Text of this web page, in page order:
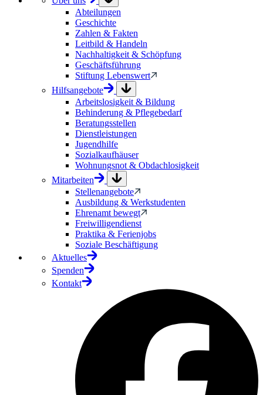
Abteilungen
Geschichte
Zahlen & Fakten
Leitbild & Handeln
Nachhaltigkeit & Schöpfung
Geschäftsführung
Stiftung Lebenswert
Hilfsangebote
Arbeitslosigkeit & Bildung
Behinderung & Pflegebedarf
Beratungsstellen
Dienstleistungen
Jugendhilfe
Sozialkaufhäuser
Wohnungsnot & Obdachlosigkeit
Mitarbeiten
Stellenangebote
Ausbildung & Werkstudenten
Ehrenamt bewegt
Freiwilligendienst
Praktika & Ferienjobs
Soziale Beschäftigung
Aktuelles
Spenden
Kontakt